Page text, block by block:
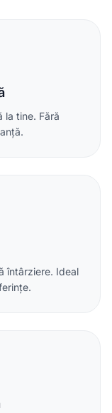
la tine. Fără
întârziere. Ideal